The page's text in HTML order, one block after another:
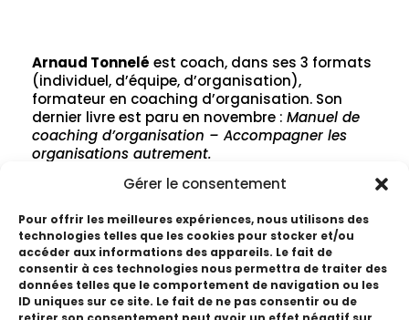
Gérer le consentement
Pour offrir les meilleures expériences, nous utilisons des
technologies telles que les cookies pour stocker et/ou
accéder aux informations des appareils. Le fait de
consentir à ces technologies nous permettra de traiter des
données telles que le comportement de navigation ou les
ID uniques sur ce site. Le fait de ne pas consentir ou de
Arnaud Tonnelé est coach, dans ses 3 formats
(individuel, d’équipe, d’organisation),
formateur en coaching d’organisation. Son
dernier livre est paru en novembre : Manuel de
coaching d’organisation – Accompagner les
organisations autrement.
Acheter ce webinaire